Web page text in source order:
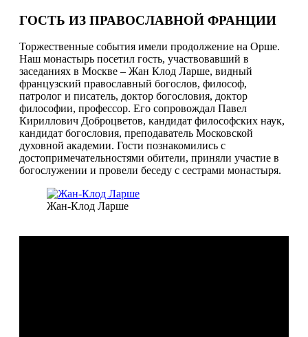
ГОСТЬ ИЗ ПРАВОСЛАВНОЙ ФРАНЦИИ
Торжественные события имели продолжение на Орше.
Наш монастырь посетил гость, участвовавший в
заседаниях в Москве – Жан Клод Ларше, видный
французский православный богослов, философ,
патролог и писатель, доктор богословия, доктор
философии, профессор. Его сопровождал Павел
Кириллович Доброцветов, кандидат философских наук,
кандидат богословия, преподаватель Московской
духовной академии. Гости познакомились с
достопримечательностями обители, приняли участие в
богослужении и провели беседу с сестрами монастыря.
Жан-Клод Ларше